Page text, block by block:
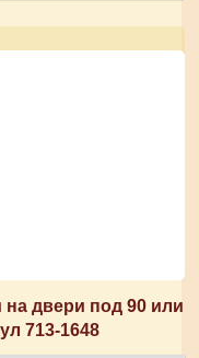
двери под 90 или
713-1648